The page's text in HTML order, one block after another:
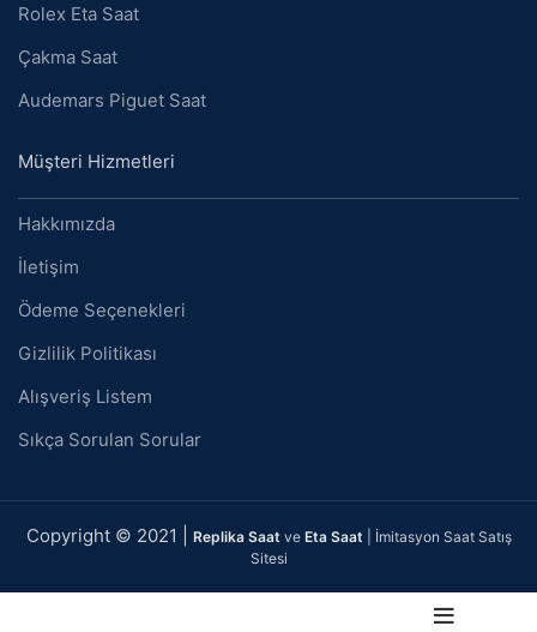
Rolex Eta Saat
Çakma Saat
Audemars Piguet Saat
Müşteri Hizmetleri
Hakkımızda
İletişim
Ödeme Seçenekleri
Gizlilik Politikası
Alışveriş Listem
Sıkça Sorulan Sorular
Copyright © 2021 | Replika Saat ve Eta Saat | İmitasyon Saat Satış
Sitesi